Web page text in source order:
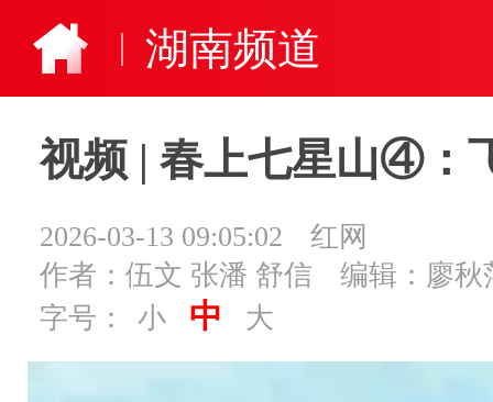
湖南频道
视频 | 春上七星山④：
2026-03-13 09:05:02
红网
作者：伍文 张潘 舒信
编辑：廖秋
字号：
小 中 大